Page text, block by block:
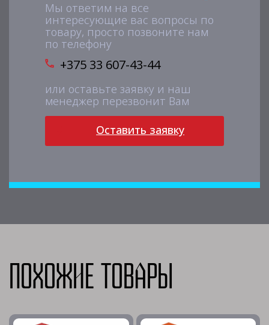
Мы ответим на все
интересующие вас вопросы по
товару, просто позвоните нам
по телефону
+375 33 607-43-44
или оставьте заявку и наш
менеджер перезвонит Вам
Оставить заявку
Похожие товары